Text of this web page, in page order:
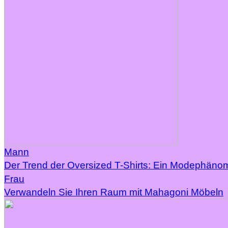
Mann
Der Trend der Oversized T-Shirts: Ein
Frau
Verwandeln Sie Ihren Raum mit Mahagoni Möbeln